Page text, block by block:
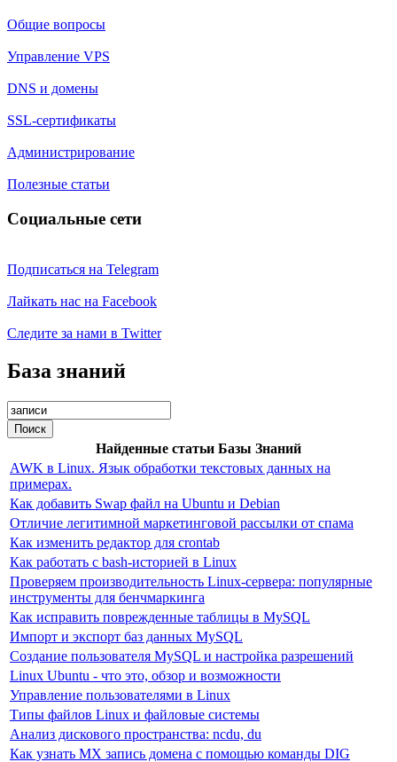
Общие вопросы
Управление VPS
DNS и домены
SSL-сертификаты
Администрирование
Полезные статьи
Социальные сети
Подписаться на Telegram
Лайкать нас на Facebook
Следите за нами в Twitter
База знаний
Поиск
Найденные статьи Базы Знаний
AWK в Linux. Язык обработки текстовых данных на
примерах.
Как добавить Swap файл на Ubuntu и Debian
Отличие легитимной маркетинговой рассылки от спама
Как изменить редактор для crontab
Как работать с bash-историей в Linux
Проверяем производительность Linux-сервера: популярные
инструменты для бенчмаркинга
Как исправить поврежденные таблицы в MySQL
Импорт и экспорт баз данных MySQL
Создание пользователя MySQL и настройка разрешений
Linux Ubuntu - что это, обзор и возможности
Управление пользователями в Linux
Типы файлов Linux и файловые системы
Анализ дискового пространства: ncdu, du
Как узнать MX запись домена с помощью команды DIG